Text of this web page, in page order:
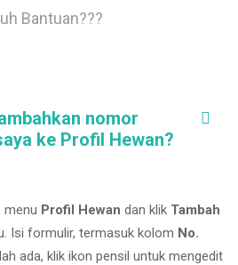
Bantuan???
nomor
ke Profil Hewan?
menu Profil Hewan dan klik Tambah
Isi formulir, termasuk kolom No.
ada, klik ikon pensil untuk mengedit